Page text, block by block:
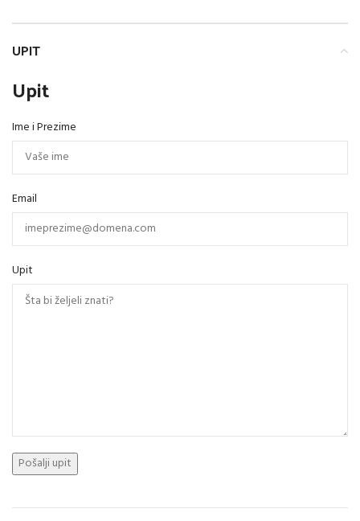
UPIT
Upit
Ime i Prezime
Email
Upit